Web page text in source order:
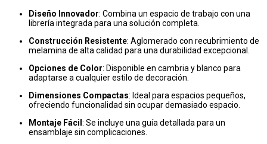
Diseño Innovador: Combina un espacio de trabajo con una
librería integrada para una solución completa.
Construcción Resistente: Aglomerado con recubrimiento de
melamina de alta calidad para una durabilidad excepcional.
Opciones de Color: Disponible en cambria y blanco para
adaptarse a cualquier estilo de decoración.
Dimensiones Compactas: Ideal para espacios pequeños,
ofreciendo funcionalidad sin ocupar demasiado espacio.
Montaje Fácil: Se incluye una guía detallada para un
ensamblaje sin complicaciones.